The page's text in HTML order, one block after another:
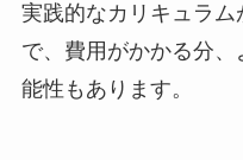
実践的なカリキュラ
で、費用がかかる分
能性もあります。